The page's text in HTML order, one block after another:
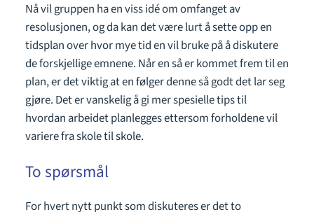
Nå vil gruppen ha en viss idé om omfanget av
resolusjonen, og da kan det være lurt å sette opp en
tidsplan over hvor mye tid en vil bruke på å diskutere
de forskjellige emnene. Når en så er kommet frem til en
plan, er det viktig at en følger denne så godt det lar seg
gjøre. Det er vanskelig å gi mer spesielle tips til
hvordan arbeidet planlegges ettersom forholdene vil
variere fra skole til skole.
To spørsmål
For hvert nytt punkt som diskuteres er det to